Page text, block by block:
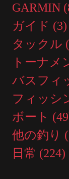
GARMIN
ガイド (3)
タックル
トーナメ
バスフィ
フィッシ
ボート
他の釣り
日常 (224)